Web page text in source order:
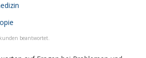
beantwortet.